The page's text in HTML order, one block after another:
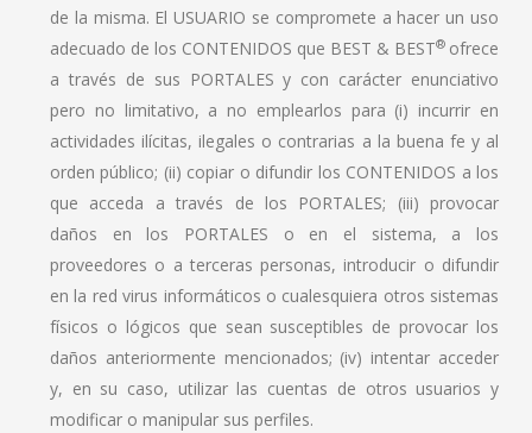
de la misma. El USUARIO se compromete a hacer un uso
adecuado de los CONTENIDOS que BEST & BEST® ofrece
a través de sus PORTALES y con carácter enunciativo
pero no limitativo, a no emplearlos para (i) incurrir en
actividades ilícitas, ilegales o contrarias a la buena fe y al
orden público; (ii) copiar o difundir los CONTENIDOS a los
que acceda a través de los PORTALES; (iii) provocar
daños en los PORTALES o en el sistema, a los
proveedores o a terceras personas, introducir o difundir
en la red virus informáticos o cualesquiera otros sistemas
físicos o lógicos que sean susceptibles de provocar los
daños anteriormente mencionados; (iv) intentar acceder
y, en su caso, utilizar las cuentas de otros usuarios y
modificar o manipular sus perfiles.